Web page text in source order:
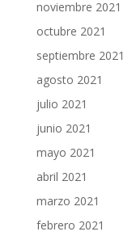
noviembre 2021
octubre 2021
septiembre 2021
agosto 2021
julio 2021
junio 2021
mayo 2021
abril 2021
marzo 2021
febrero 2021